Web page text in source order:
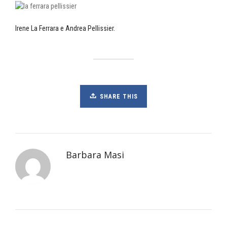
Irene La Ferrara e Andrea Pellissier.
SHARE THIS
Barbara Masi